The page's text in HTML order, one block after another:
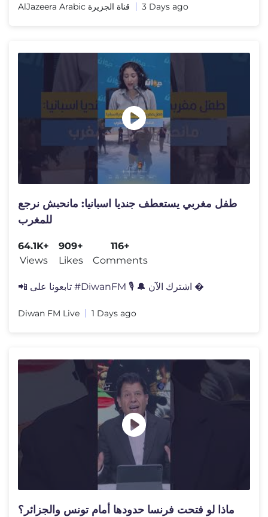
AlJazeera Arabic قناة الجزيرة 3 Days ago
طفل مغربي يستعطف جنديا اسبانيا: مانحبش نرجع
للمغرب
64.1K+
Views
909+
Likes
116+
Comments
📲 تابعونا على #DiwanFM 🎙️ 🔔 اشترك الآن �
Diwan FM Live 1 Days ago
ماذا لو فتحت فرنسا حدودها أمام تونس والجزائر؟